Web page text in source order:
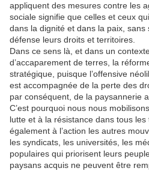
appliquent des mesures contre les
sociale signifie que celles et ceux
dans la dignité et dans la paix,
défense leurs droits et territoires.
Dans ce sens là, et dans un
d’accaparement de terres, la
stratégique, puisque l’offensive
est accompagnée de la perte des
par conséquent, de la paysannerie
C’est pourquoi nous nous
lutte et à la résistance dans tous
également à l’action les autres
les syndicats, les universités, les
populaires qui priorisent leurs
paysans acquis ne peuvent être